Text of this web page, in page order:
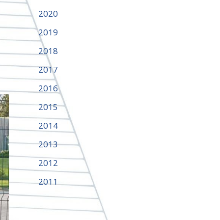
2020
2019
2018
2017
2016
2015
2014
2013
2012
2011